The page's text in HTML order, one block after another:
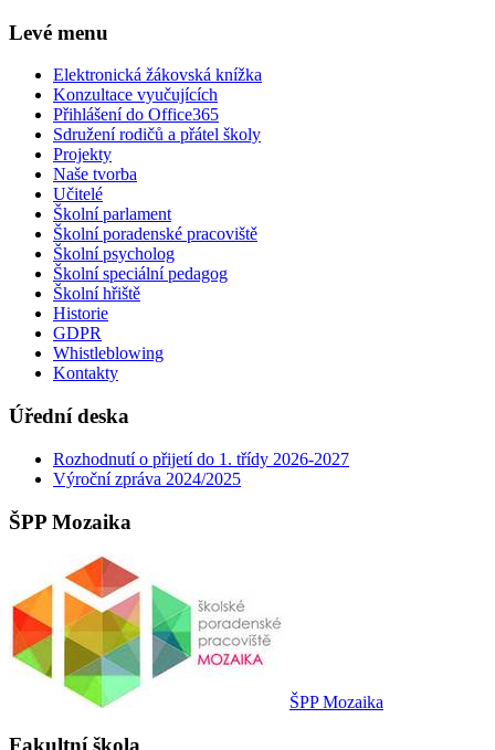
Levé menu
Elektronická žákovská knížka
Konzultace vyučujících
Přihlášení do Office365
Sdružení rodičů a přátel školy
Projekty
Naše tvorba
Učitelé
Školní parlament
Školní poradenské pracoviště
Školní psycholog
Školní speciální pedagog
Školní hřiště
Historie
GDPR
Whistleblowing
Kontakty
Úřední deska
Rozhodnutí o přijetí do 1. třídy 2026-2027
Výroční zpráva 2024/2025
ŠPP Mozaika
ŠPP Mozaika
Fakultní škola